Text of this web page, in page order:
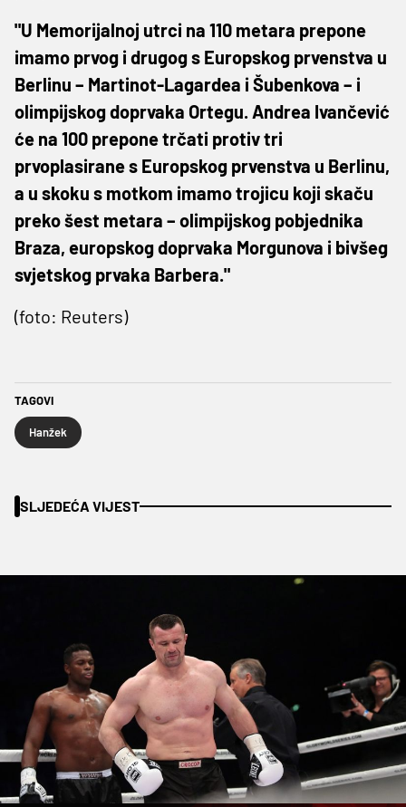
"U Memorijalnoj utrci na 110 metara prepone
imamo prvog i drugog s Europskog prvenstva u
Berlinu – Martinot-Lagardea i Šubenkova – i
olimpijskog doprvaka Ortegu. Andrea Ivančević
će na 100 prepone trčati protiv tri
prvoplasirane s Europskog prvenstva u Berlinu,
a u skoku s motkom imamo trojicu koji skaču
preko šest metara – olimpijskog pobjednika
Braza, europskog doprvaka Morgunova i bivšeg
svjetskog prvaka Barbera."
(foto: Reuters)
TAGOVI
Hanžek
SLJEDEĆA VIJEST